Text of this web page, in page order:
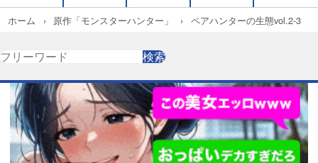
ホーム 原作「モンスターハンター」 ペアハンターの生態vol.2-3
検
索
検索